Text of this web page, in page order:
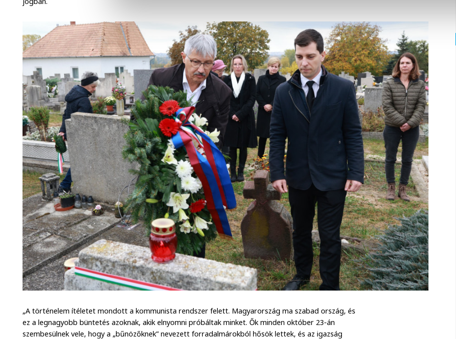
„A történelem ítéletet mondott a kommunista rendszer felett. Magyarország ma szabad ország, és
ez a legnagyobb büntetés azoknak, akik elnyomni próbáltak minket. Ők minden október 23-án
szembesülnek vele, hogy a „bűnözőknek” nevezett forradalmárokból hősök lettek, és az igazság